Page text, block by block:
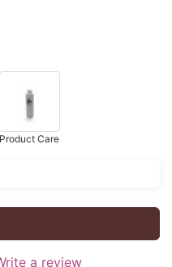
Product Care
a review